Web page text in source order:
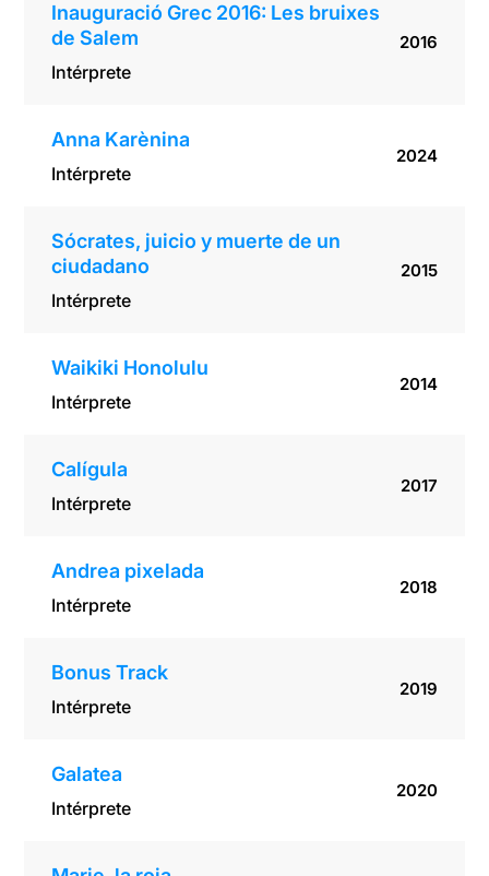
Inauguració Grec 2016: Les bruixes
de Salem
Intérprete
2016
Anna Karènina
Intérprete
2024
Sócrates, juicio y muerte de un
ciudadano
Intérprete
2015
Waikiki Honolulu
Intérprete
2014
Calígula
Intérprete
2017
Andrea pixelada
Intérprete
2018
Bonus Track
Intérprete
2019
Galatea
Intérprete
2020